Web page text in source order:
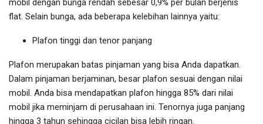
mobil dengan bunga rendah sebesar 0,9% per bulan berjenis
flat. Selain bunga, ada beberapa kelebihan lainnya yaitu:
Plafon tinggi dan tenor panjang
Plafon merupakan batas pinjaman yang bisa Anda dapatkan.
Dalam pinjaman berjaminan, besar plafon sesuai dengan nilai
mobil. Anda bisa mendapatkan plafon hingga 85% dari nilai
mobil jika meminjam di perusahaan ini. Tenornya juga panjang
hingga 3 tahun sehingga cicilan bisa lebih ringan.